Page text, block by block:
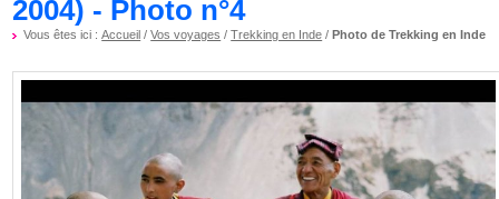
2004) - Photo n°4
Vous êtes ici :Accueil /Vos voyages /Trekking en Inde /Photo de Trekking en Inde